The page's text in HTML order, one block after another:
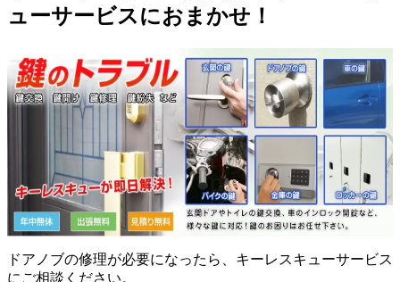
ューサービスにおまかせ！
ドアノブの修理が必要になったら、キーレスキューサービス
にご相談ください。